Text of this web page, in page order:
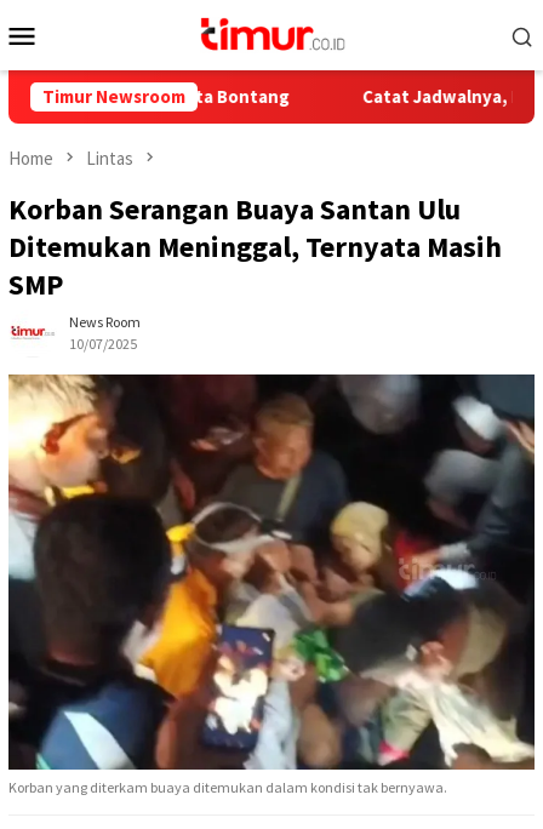
to
Menu
Timur Newsroom
di Kota Bontang Catat Jadwalnya, Ini Pelayaran
Home Lintas
Korban Serangan Buaya Santan Ulu
Ditemukan Meninggal, Ternyata Masih
SMP
News Room
10/07/2025
Korban yang diterkam buaya ditemukan dalam kondisi tak bernyawa.